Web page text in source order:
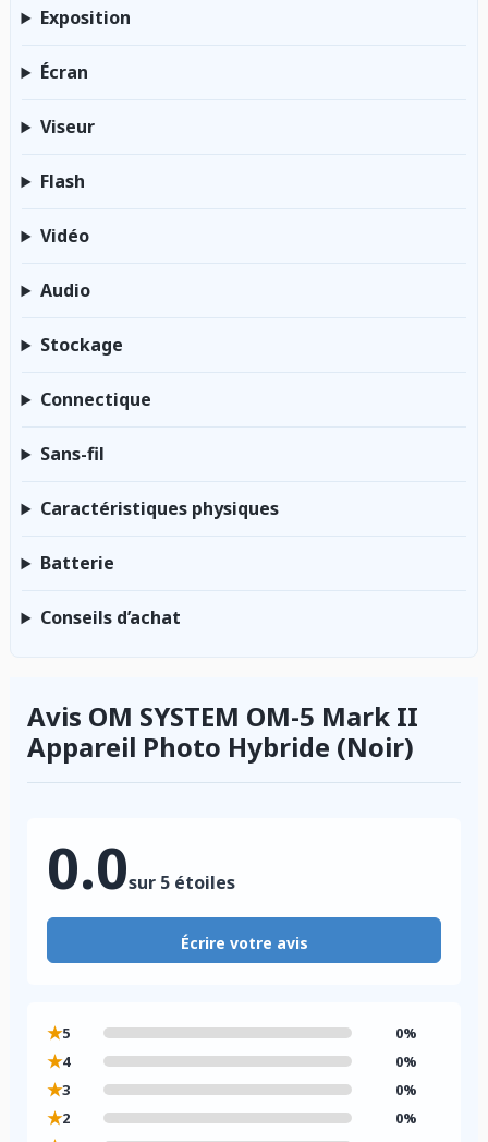
Exposition
Écran
Viseur
Flash
Vidéo
Audio
Stockage
Connectique
Sans-fil
Caractéristiques physiques
Batterie
Conseils d’achat
Avis OM SYSTEM OM-5 Mark II
Appareil Photo Hybride (Noir)
0.0sur 5 étoiles
Écrire votre avis
★5 0%
★4 0%
★3 0%
★2 0%